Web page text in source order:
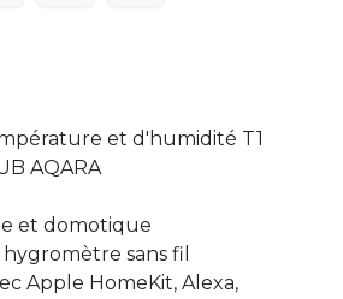
et d'humidité T1
AQARA
et domotique
sans fil
Apple HomeKit, Alexa,